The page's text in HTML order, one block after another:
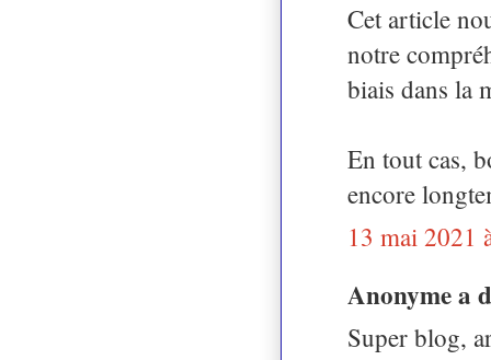
Cet article
notre
biais dans la
En tout cas,
encore
13 mai 2021
Anonyme a
Super blog,